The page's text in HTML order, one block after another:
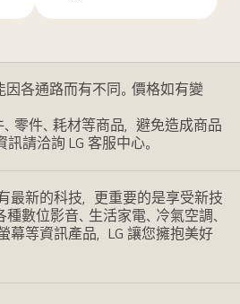
因各通路而有不同。價格如有變
零件、耗材等商品，避免造成商品
請洽詢 LG 客服中心。
最新的科技，更重要的是享受新技
數位影音、生活家電、冷氣空調、
幕等資訊產品，LG 讓您擁抱美好